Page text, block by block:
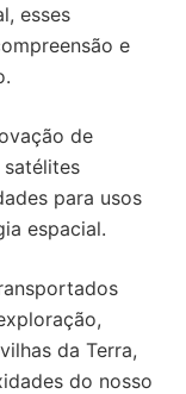
esses
e
de
para usos
espacial.
da Terra,
do nosso